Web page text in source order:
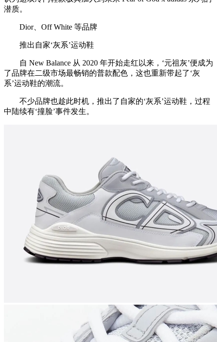
潜质。
Dior、Off White 等品牌
推出自家‘灰系’运动鞋
自 New Balance 从 2020 年开始走红以来，‘元祖灰’便成为
了品牌在二级市场最畅销的普款配色，这也重新带起了‘灰
系’运动鞋的潮流。
不少品牌也趁此时机，推出了自家的‘灰系’运动鞋，过程
中陆续有‘撞脸’事件发生。